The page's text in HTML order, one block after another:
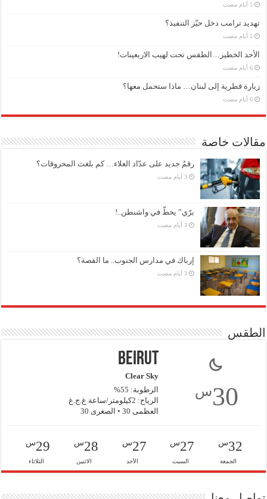
‏5 أيام مضت
تهديد ترامب دخل حيّز التنفيذ؟
‏5 أيام مضت
الأحد الخطير…الطقس تحت لهيب الاربعينات!
‏6 أيام مضت
زيارة قطرية إلى لبنان… ماذا ستحمل معها؟
‏6 أيام مضت
مقالات خاصة
رقمٌ جديد على عدّاد الغلاء… كم بلغت المحروقات؟
‏3 أيام مضت
برّي” يحطّ في واشنطن..!
‏3 أيام مضت
إرباك في مدارس الجنوب.. ما القصة؟
‏3 أيام مضت
الطقس
30س
Beirut
Clear Sky
الرطوبة: 55%
الرياح: 2كيلومتر/ساعة غ.ج.غ
العظمى 30 • الصغرى 30
32س
الجمعة
27س
السبت
27س
الأحد
28س
الاثنين
29س
الثلاثاء